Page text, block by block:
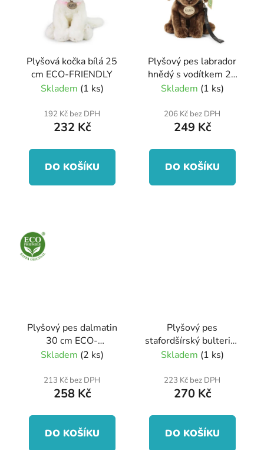
Plyšová kočka bílá 25
cm ECO-FRIENDLY
Skladem (1 ks)
192 Kč bez DPH
232 Kč
DO KOŠÍKU
Plyšový pes labrador
hnědý s vodítkem 25
cm ECO-FRIENDLY
Skladem (1 ks)
206 Kč bez DPH
249 Kč
DO KOŠÍKU
Plyšový pes dalmatin
30 cm ECO-
FRIENDLY
Skladem (2 ks)
213 Kč bez DPH
258 Kč
DO KOŠÍKU
Plyšový pes
stafordšírský bulteriér
šedý 30 cm ECO-
Skladem (1 ks)
223 Kč bez DPH
270 Kč
DO KOŠÍKU